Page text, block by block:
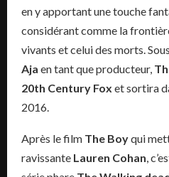
en y apportant une touche
considérant comme la
vivants et celui des morts.
Aja en tant que producteur,
20th Century Fox et sortira
2016.
Après le film The Boyqui
ravissante Lauren Cohan,